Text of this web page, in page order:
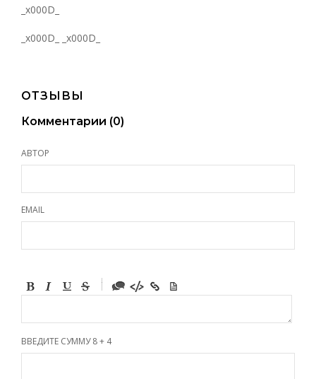
_x000D_
_x000D_ _x000D_
ОТЗЫВЫ
Комментарии (0)
АВТОР
EMAIL
-
-
-
-
ВВЕДИТЕ СУММУ 8 + 4